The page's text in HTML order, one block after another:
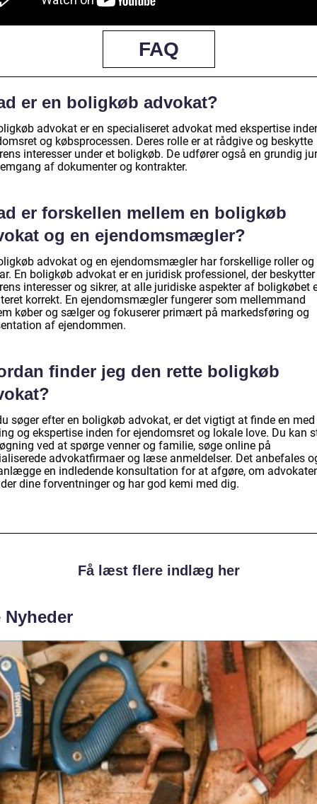
FAQ
er en boligkøb advokat?
advokat er en specialiseret advokat med ekspertise
og købsprocessen. Deres rolle er at rådgive og beskytte
interesser under et boligkøb. De udfører også en grundig
af dokumenter og kontrakter.
er forskellen mellem en boligkøb
og en ejendomsmægler?
advokat og en ejendomsmægler har forskellige roller og
En boligkøb advokat er en juridisk professionel, der beskytter
interesser og sikrer, at alle juridiske aspekter af boligkøbet
korrekt. En ejendomsmægler fungerer som mellemmand
køber og sælger og fokuserer primært på markedsføring og
af ejendommen.
finder jeg den rette boligkøb
søger efter en boligkøb advokat, er det vigtigt at finde en med
og ekspertise inden for ejendomsret og lokale love. Du kan
ved at spørge venner og familie, søge online på
advokatfirmaer og læse anmeldelser. Det anbefales
en indledende konsultation for at afgøre, om
dine forventninger og har god kemi med dig.
Få læst flere indlæg her
Nyheder